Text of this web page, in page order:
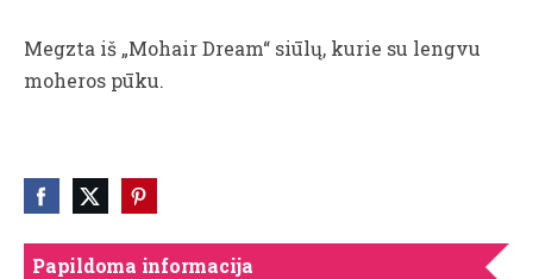
Papildoma informacija
Megzta iš „Mohair Dream“ siūlų, kurie su lengvu
moheros pūku.